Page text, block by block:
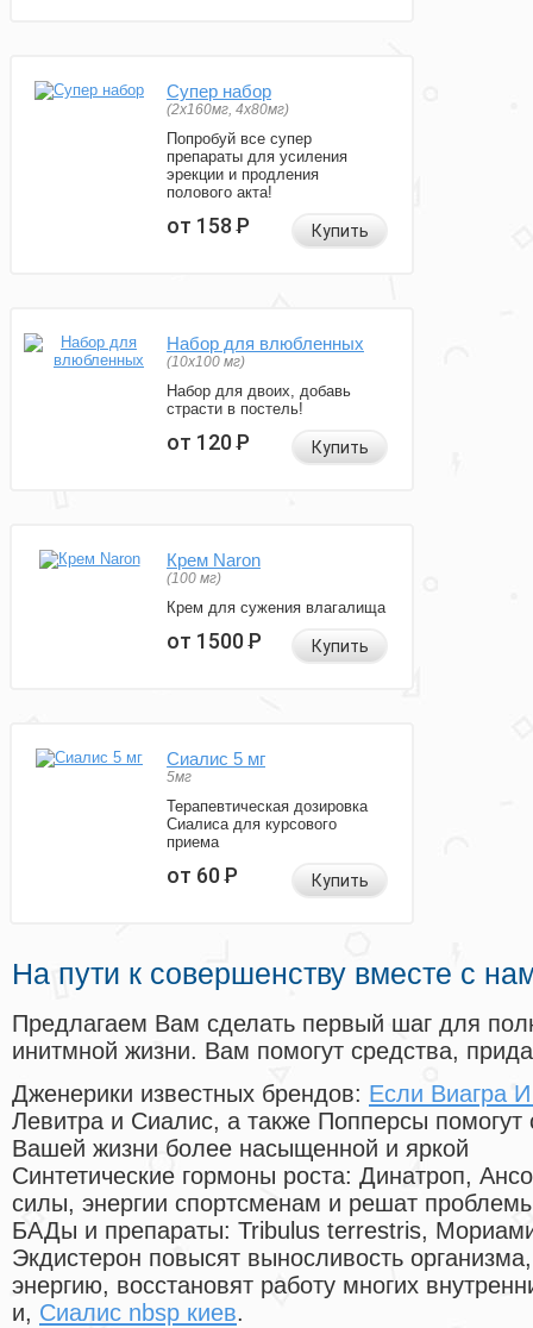
Супер набор
(2х160мг, 4х80мг)
Попробуй все супер
препараты для усиления
эрекции и продления
полового акта!
от 158Р Купить
Набор для влюбленных
(10х100 мг)
Набор для двоих, добавь
страсти в постель!
от 120Р Купить
Крем Naron
(100 мг)
Крем для сужения влагалища
от 1500Р Купить
Сиалис 5 мг
5мг
Терапевтическая дозировка
Сиалиса для курсового
приема
от 60Р Купить
На пути к совершенству вместе с
Предлагаем Вам сделать первый шаг для
инитмной жизни. Вам помогут средства,
Дженерики известных брендов: Если Виагра
Левитра и Сиалис, а также Попперсы помогут
Вашей жизни более насыщенной и яркой
Синтетические гормоны роста: Динатроп,
силы, энергии спортсменам и решат
БАДы и препараты: Tribulus terrestris,
Экдистерон повысят выносливость
энергию, восстановят работу многих
и, Сиалис nbsp киев.